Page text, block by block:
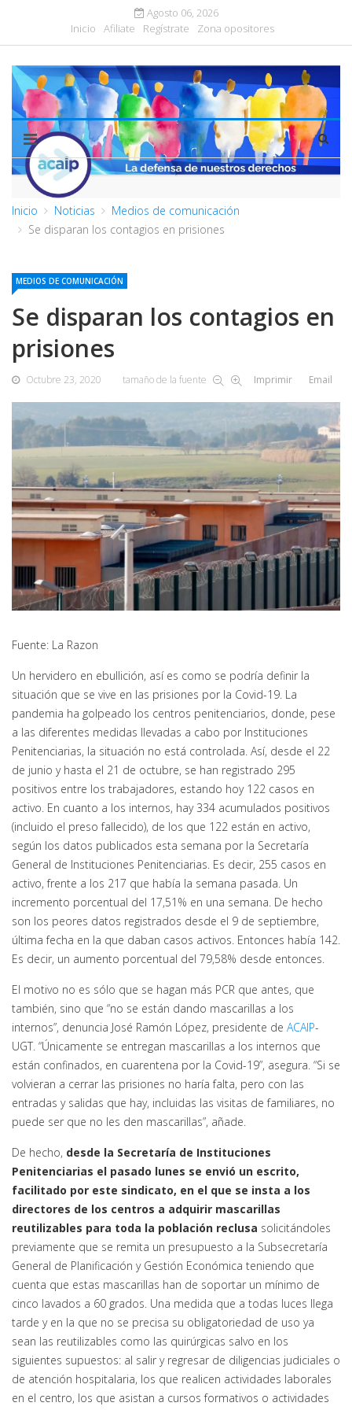
Agosto 06, 2026
Inicio
Afiliate Regístrate Zona opositores
Inicio Noticias
Medios de comunicación
Se disparan los contagios en prisiones
MEDIOS DE COMUNICACIÓN
Se disparan los contagios en
prisiones
Octubre 23, 2020 tamaño de la fuente Imprimir Email
Fuente: La Razon
Un hervidero en ebullición, así es como se podría definir la
situación que se vive en las prisiones por la Covid-19. La
pandemia ha golpeado los centros penitenciarios, donde, pese
a las diferentes medidas llevadas a cabo por Instituciones
Penitenciarias, la situación no está controlada. Así, desde el 22
de junio y hasta el 21 de octubre, se han registrado 295
positivos entre los trabajadores, estando hoy 122 casos en
activo. En cuanto a los internos, hay 334 acumulados positivos
(incluido el preso fallecido), de los que 122 están en activo,
según los datos publicados esta semana por la Secretaría
General de Instituciones Penitenciarias. Es decir, 255 casos en
activo, frente a los 217 que había la semana pasada. Un
incremento porcentual del 17,51% en una semana. De hecho
son los peores datos registrados desde el 9 de septiembre,
última fecha en la que daban casos activos. Entonces había 142.
Es decir, un aumento porcentual del 79,58% desde entonces.
El motivo no es sólo que se hagan más PCR que antes, que
también, sino que “no se están dando mascarillas a los
internos”, denuncia José Ramón López, presidente de ACAIP-
UGT. “Únicamente se entregan mascarillas a los internos que
están confinados, en cuarentena por la Covid-19”, asegura. “Si se
volvieran a cerrar las prisiones no haría falta, pero con las
entradas y salidas que hay, incluidas las visitas de familiares, no
puede ser que no les den mascarillas”, añade.
De hecho, desde la Secretaría de Instituciones
Penitenciarias el pasado lunes se envió un escrito,
facilitado por este sindicato, en el que se insta a los
directores de los centros a adquirir mascarillas
reutilizables para toda la población reclusa solicitándoles
previamente que se remita un presupuesto a la Subsecretaría
General de Planificación y Gestión Económica teniendo que
cuenta que estas mascarillas han de soportar un mínimo de
cinco lavados a 60 grados. Una medida que a todas luces llega
tarde y en la que no se precisa su obligatoriedad de uso ya
sean las reutilizables como las quirúrgicas salvo en los
siguientes supuestos: al salir y regresar de diligencias judiciales o
de atención hospitalaria, los que realicen actividades laborales
en el centro, los que asistan a cursos formativos o actividades